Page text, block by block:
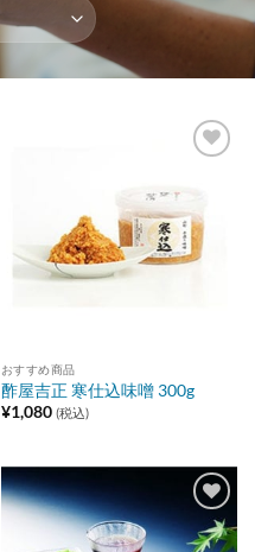
wishlist
おすすめ商品
酢屋吉正 寒仕込味噌 300g
¥1,080 (税込)
Add to
wishlist